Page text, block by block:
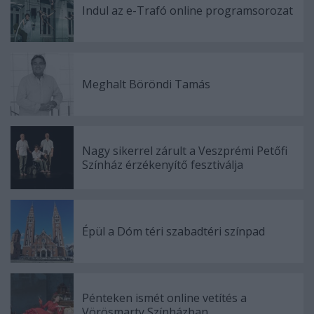
Indul az e-Trafó online programsorozat
Meghalt Böröndi Tamás
Nagy sikerrel zárult a Veszprémi Petőfi
Színház érzékenyítő fesztiválja
Épül a Dóm téri szabadtéri színpad
Pénteken ismét online vetítés a